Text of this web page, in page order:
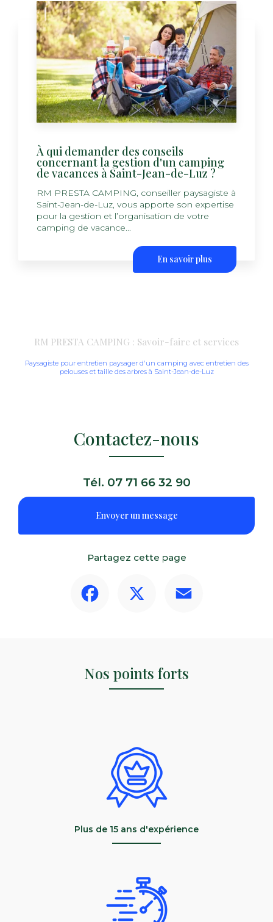
À qui demander des conseils
concernant la gestion d'un camping
de vacances à Saint-Jean-de-Luz ?
RM PRESTA CAMPING, conseiller paysagiste à
Saint-Jean-de-Luz, vous apporte son expertise
pour la gestion et l’organisation de votre
camping de vacance...
En savoir plus
RM PRESTA CAMPING : Savoir-faire et services
Paysagiste pour entretien paysager d'un camping avec entretien des
pelouses et taille des arbres à Saint-Jean-de-Luz
Contactez-nous
Tél. 07 71 66 32 90
Envoyer un message
Partagez cette page
Nos points forts
Plus de 15 ans d'expérience